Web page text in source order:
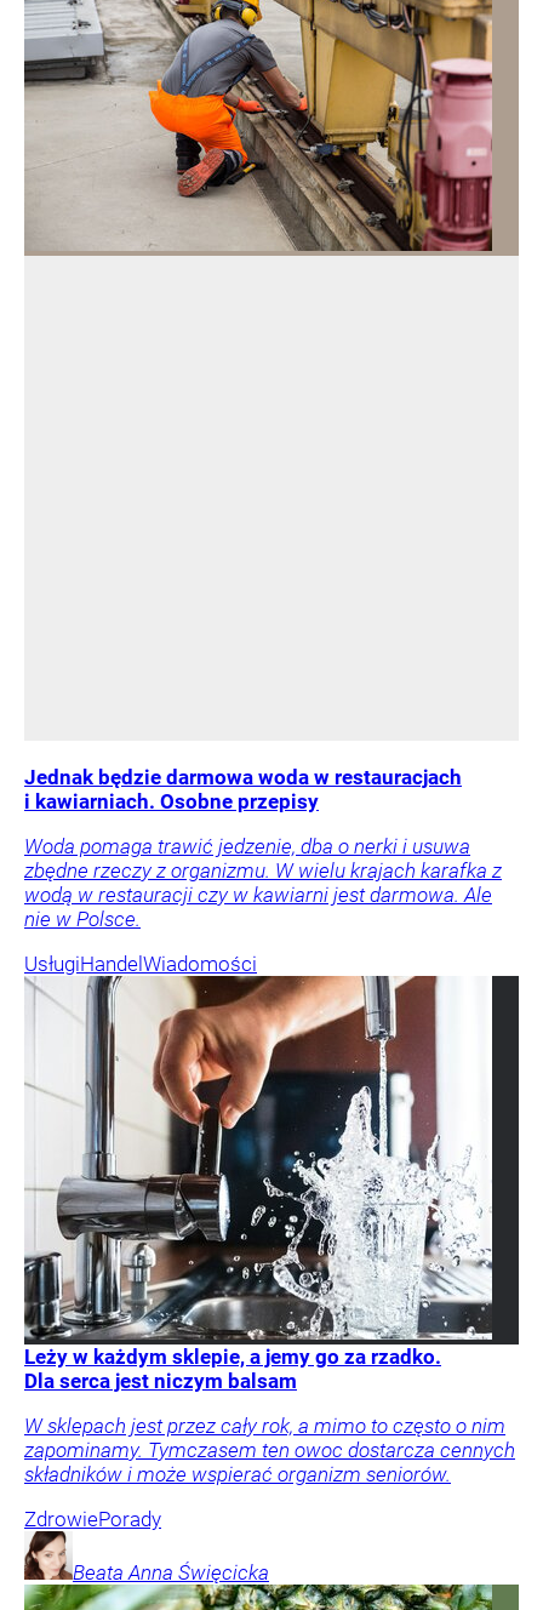
Jednak będzie darmowa woda w restauracjach
i kawiarniach. Osobne przepisy
Woda pomaga trawić jedzenie, dba o nerki i usuwa
zbędne rzeczy z organizmu. W wielu krajach karafka z
wodą w restauracji czy w kawiarni jest darmowa. Ale
nie w Polsce.
UsługiHandelWiadomości
Leży w każdym sklepie, a jemy go za rzadko.
Dla serca jest niczym balsam
W sklepach jest przez cały rok, a mimo to często o nim
zapominamy. Tymczasem ten owoc dostarcza cennych
składników i może wspierać organizm seniorów.
ZdrowiePorady
Beata Anna Święcicka